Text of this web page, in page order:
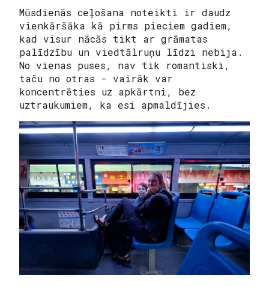
Mūsdienās ceļošana noteikti ir daudz
vienkāršāka kā pirms pieciem gadiem,
kad visur nācās tikt ar grāmatas
palīdzību un viedtālruņu līdzi nebija.
No vienas puses, nav tik romantiski,
taču no otras - vairāk var
koncentrēties uz apkārtni, bez
uztraukumiem, ka esi apmaldījies.